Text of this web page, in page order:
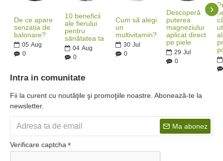
De ce apare
senzația de
balonare?
05 Aug
0
10 beneficii
ale fierului
pentru
sănătatea ta
04 Aug
0
Cum să alegi
un
multivitamin?
30 Jul
0
Descoperă
puterea
magneziului
aplicat direct
pe piele
29 Jul
0
Intra in comunitate
Fii la curent cu noutăţile şi promoţiile noastre. Abonează-te la
newsletter.
Ma abonez
Verificare captcha